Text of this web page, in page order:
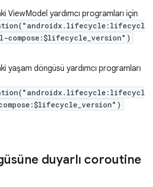
ViewModel yardımcı programları için
compose:$lifecycle_version")
yaşam döngüsü yardımcı programları
duyarlı coroutine